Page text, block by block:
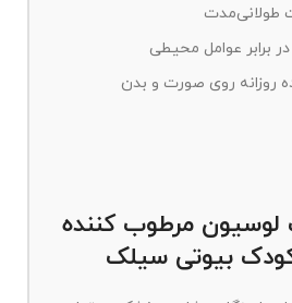
طولانی‌مدت
برابر عوامل محیطی
روزانه روی صورت و بدن
مرطوب کننده
بیوتی سیلک